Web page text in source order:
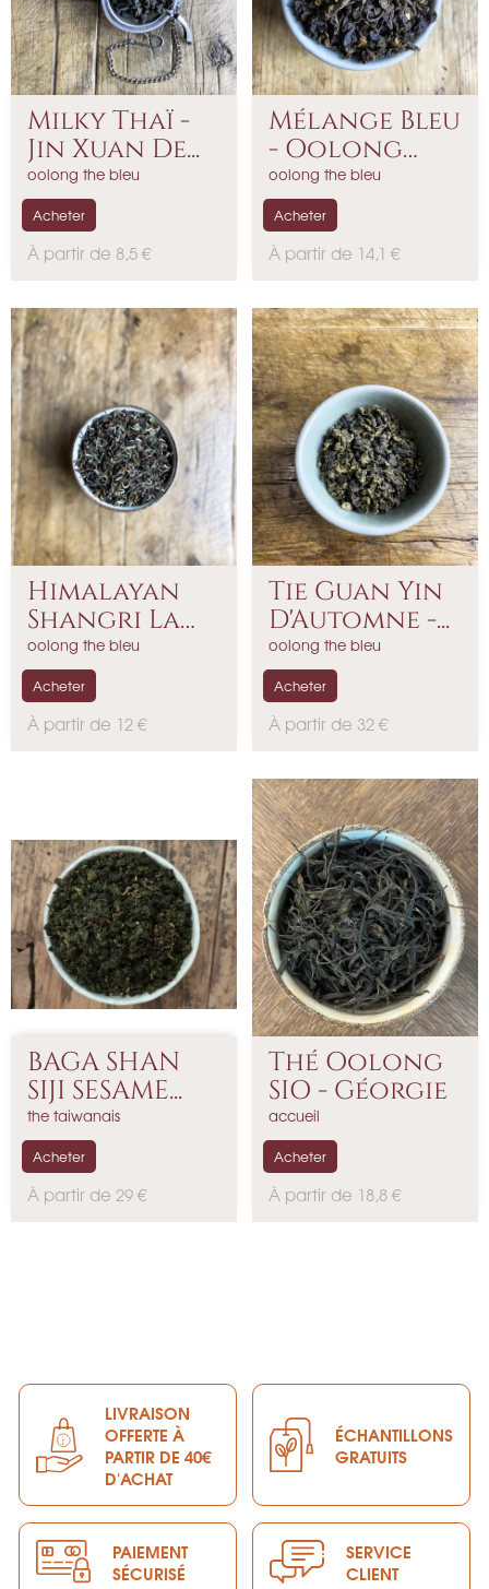
Milky Thaï -
Jin Xuan De...
oolong the bleu
P
x
À partir de 8,5 €
Acheter
Mélange Bleu
- Oolong
Parfumé
oolong the bleu
P
x
À partir de 14,1 €
Acheter
Himalayan
Shangri La
Oolong...
oolong the bleu
P
À partir de 12 €
Acheter
Tie Guan Yin
D'Automne -...
oolong the bleu
P
x
À partir de 32 €
Acheter
BAGA SHAN
SIJI SESAME...
the taiwanais
P
À partir de 29 €
Acheter
Thé Oolong
SIO - Géorgie
accueil
P
À partir de 18,8 €
Acheter
LIVRAISON
OFFERTE À
PARTIR DE 40€
D'ACHAT
ÉCHANTILLONS
GRATUITS
PAIEMENT
SÉCURISÉ
SERVICE
CLIENT